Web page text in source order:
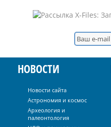
НОВОСТИ
Новости сайта
Астрономия и космос
Археология и
палеонтология